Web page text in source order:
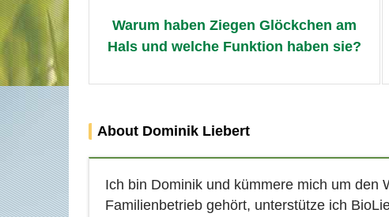
navigation
Warum haben Ziegen Glöckchen am
Hals und welche Funktion haben sie?
About Dominik Liebert
Ich bin Dominik und kümmere mich um den
Familienbetrieb gehört, unterstütze ich